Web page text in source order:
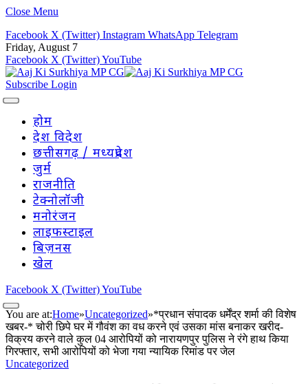
Close Menu
Facebook X (Twitter) Instagram WhatsApp Telegram
Friday, August 7
Facebook X (Twitter)YouTube
Subscribe Login
होम
देश विदेश
छत्तीसगढ़ / मध्यप्रदेश
जुर्म
राजनीति
टेक्नोलॉजी
मनोरंजन
लाइफस्टाइल
बिज़नस
खेल
Facebook X (Twitter)YouTube
You are at:Home»Uncategorized»*प्रधान संपादक धर्मेंद्र शर्मा की विशेष
खबर-* चोरी छिपे घर में गौवंश का वध करने एवं उसका मांस बनाकर खरीद-
विक्रय करने वाले कुल 04 आरोपियों को नारायणपुर पुलिस ने रंगे हाथ किया
गिरफ्तार, सभी आरोपियों को भेजा गया न्यायिक रिमांड पर जेल
Uncategorized